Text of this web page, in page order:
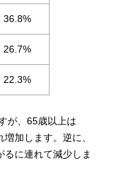
36.8%
26.7%
22.3%
が、65歳以上は
加します。逆に、
に連れて減少しま